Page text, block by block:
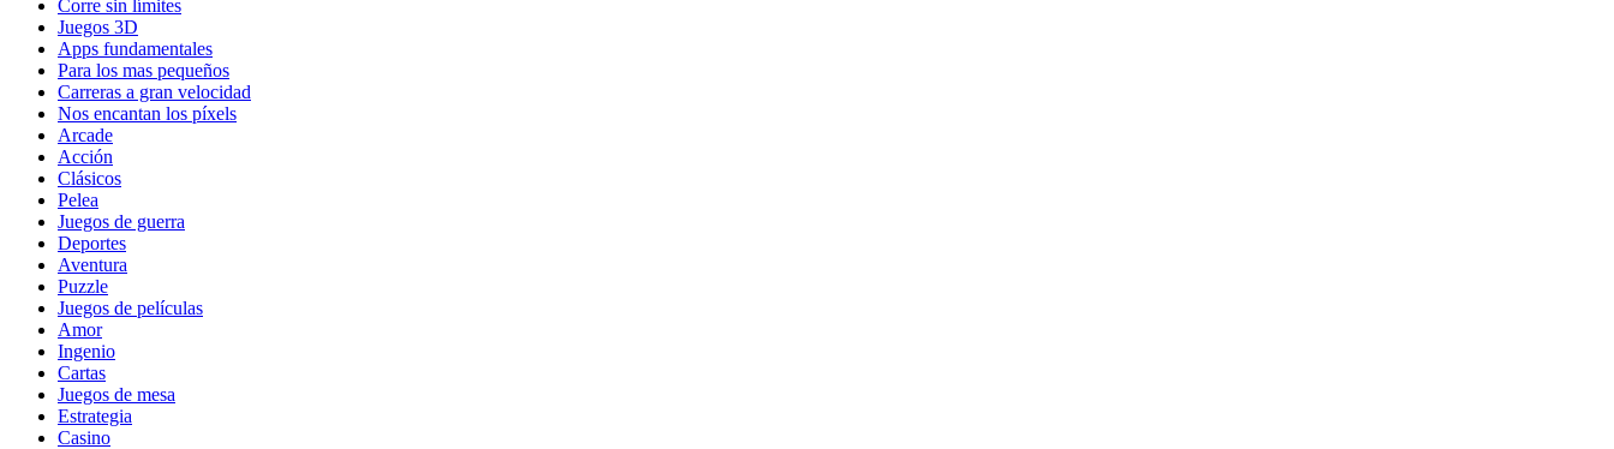
Corre sin límites
Juegos 3D
Apps fundamentales
Para los mas pequeños
Carreras a gran velocidad
Nos encantan los píxels
Arcade
Acción
Clásicos
Pelea
Juegos de guerra
Deportes
Aventura
Puzzle
Juegos de películas
Amor
Ingenio
Cartas
Juegos de mesa
Estrategia
Casino